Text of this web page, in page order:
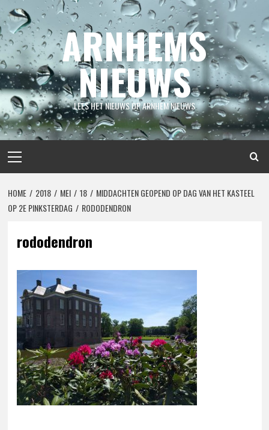
Spring
naar
inhoud
ARNHEMS
NIEUWS
LEES HET NIEUWS OP ARNHEM NIEUWS
menu
HOME 2018 MEI 18
MIDDACHTEN GEOPEND OP DAG VAN HET KASTEEL
OP 2E PINKSTERDAG
RODODENDRON
rododendron